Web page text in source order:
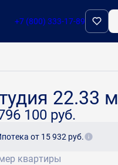
+7 (800) 333-17-89
22.33 м
100 руб.
от 15 932 руб.
квартиры